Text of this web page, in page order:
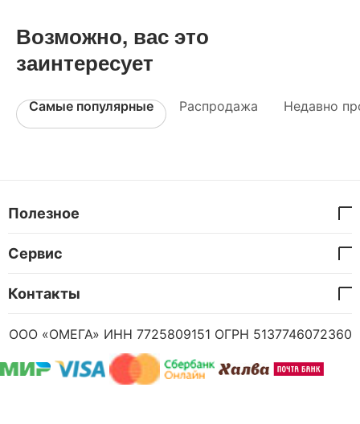
Возможно, вас это
заинтересует
Самые популярные Распродажа Недавно
Полезное
Сервис
Контакты
ООО «ОМЕГА» ИНН 7725809151 ОГРН 5137746072360